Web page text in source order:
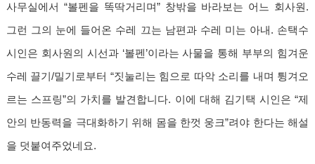
사무실에서 “볼펜을 똑딱거리며” 창밖을 바라보는 어느 회사원.
그런 그의 눈에 들어온 수레 끄는 남편과 수레 미는 아내. 손택수
시인은 회사원의 시선과 ‘볼펜’이라는 사물을 통해 부부의 힘겨운
수레 끌기/밀기로부터 “짓눌리는 힘으로 따악 소리를 내며 튕겨오
르는 스프링”의 가치를 발견합니다. 이에 대해 김기택 시인은 “제
안의 반동력을 극대화하기 위해 몸을 한껏 웅크”려야 한다는 해설
을 덧붙여주었네요.